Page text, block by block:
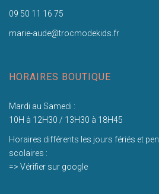
09 50 11 16 75
marie-aude@trocmodekids.fr
HORAIRES BOUTIQUE
Mardi au Samedi :
10H à 12H30 / 13H30 à 18H45
Horaires différents les jours fériés et
scolaires :
=> Vérifier sur google